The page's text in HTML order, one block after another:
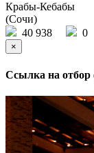
Крабы-Кебабы
(Сочи)
40 938
×
Ссылка на отбор